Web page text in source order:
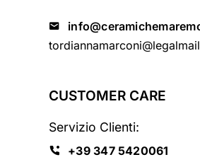
CUSTOMER CARE
Servizio Clienti:
+39 347 5420061